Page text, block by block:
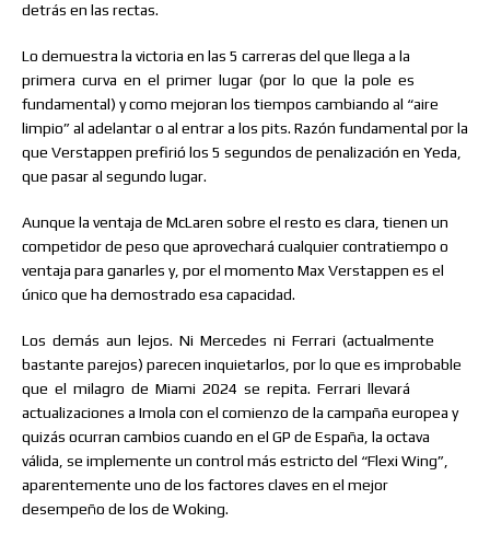
detrás en las rectas.
Lo demuestra la victoria en las 5 carreras del que llega a la
primera curva en el primer lugar (por lo que la pole es
fundamental) y como mejoran los tiempos cambiando al “aire
limpio” al adelantar o al entrar a los pits. Razón fundamental por la
que Verstappen prefirió los 5 segundos de penalización en Yeda,
que pasar al segundo lugar.
Aunque la ventaja de McLaren sobre el resto es clara, tienen un
competidor de peso que aprovechará cualquier contratiempo o
ventaja para ganarles y, por el momento Max Verstappen es el
único que ha demostrado esa capacidad.
Los demás aun lejos. Ni Mercedes ni Ferrari (actualmente
bastante parejos) parecen inquietarlos, por lo que es improbable
que el milagro de Miami 2024 se repita. Ferrari llevará
actualizaciones a Imola con el comienzo de la campaña europea y
quizás ocurran cambios cuando en el GP de España, la octava
válida, se implemente un control más estricto del “Flexi Wing”,
aparentemente uno de los factores claves en el mejor
desempeño de los de Woking.